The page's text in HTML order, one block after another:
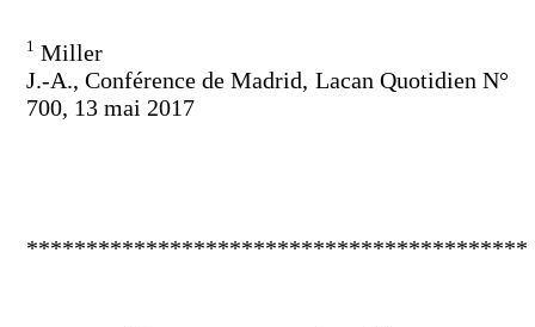
1 Miller
J.-A., Conférence de Madrid, Lacan Quotidien N°
700, 13 mai 2017
******************************************